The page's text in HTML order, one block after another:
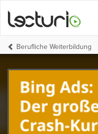
Berufliche Weiterbildung